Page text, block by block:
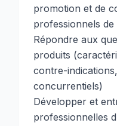
promotion et de
professionnels de
Répondre aux
produits
contre-
concurrentiels)
Développer et
professionnelles